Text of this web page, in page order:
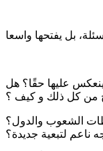
ينعكس عليها حقًا؟ هل
من كل ذلك و كيف ؟
الشعوب والدول؟
ناعم لتبعية جديدة؟